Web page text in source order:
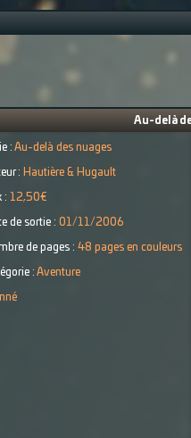
Au-delà
: Au-delà des nuages
: Hautière & Hugault
: 12,50€
de sortie : 01/11/2006
de pages : 48 pages en couleurs
: Aventure